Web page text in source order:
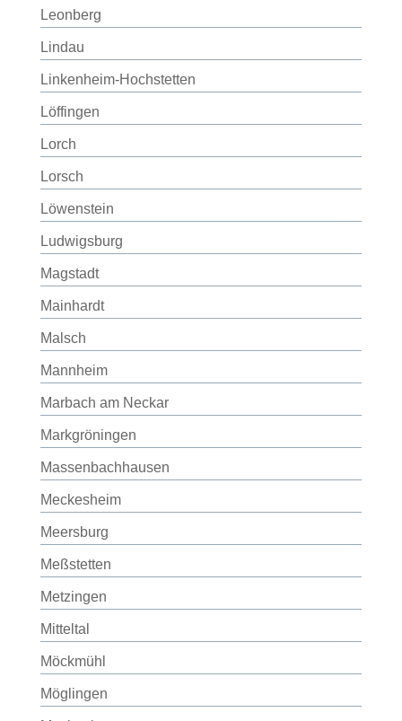
Leonberg
Lindau
Linkenheim-Hochstetten
Löffingen
Lorch
Lorsch
Löwenstein
Ludwigsburg
Magstadt
Mainhardt
Malsch
Mannheim
Marbach am Neckar
Markgröningen
Massenbachhausen
Meckesheim
Meersburg
Meßstetten
Metzingen
Mitteltal
Möckmühl
Möglingen